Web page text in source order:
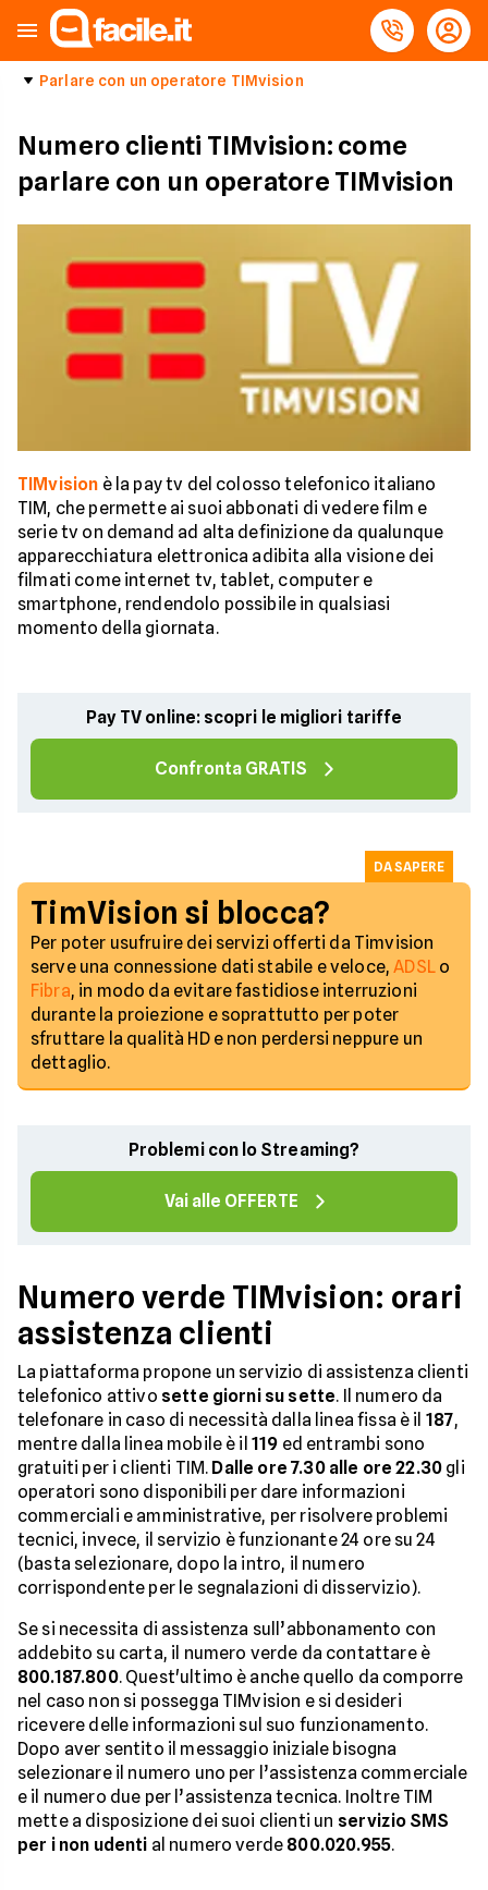
Parlare con un operatore TIMvision
Numero clienti TIMvision: come
parlare con un operatore TIMvision
TIMvision è la pay tv del colosso telefonico italiano
TIM, che permette ai suoi abbonati di vedere film e
serie tv on demand ad alta definizione da qualunque
apparecchiatura elettronica adibita alla visione dei
filmati come internet tv, tablet, computer e
smartphone, rendendolo possibile in qualsiasi
momento della giornata.
Pay TV online: scopri le migliori tariffe
Confronta GRATIS
TimVision si blocca?
Per poter usufruire dei servizi offerti da Timvision
serve una connessione dati stabile e veloce,ADSLo
Fibra, in modo da evitare fastidiose interruzioni
durante la proiezione e soprattutto per poter
sfruttare la qualità HD e non perdersi neppure un
dettaglio.
DA SAPERE
Problemi con lo Streaming?
Vai alle OFFERTE
Numero verde TIMvision: orari
assistenza clienti
La piattaforma propone un servizio di assistenza clienti
telefonico attivo sette giorni su sette. Il numero da
telefonare in caso di necessità dalla linea fissa è il 187,
mentre dalla linea mobile è il 119 ed entrambi sono
gratuiti per i clienti TIM. Dalle ore 7.30 alle ore 22.30 gli
operatori sono disponibili per dare informazioni
commerciali e amministrative, per risolvere problemi
tecnici, invece, il servizio è funzionante 24 ore su 24
(basta selezionare, dopo la intro, il numero
corrispondente per le segnalazioni di disservizio).
Se si necessita di assistenza sull’abbonamento con
addebito su carta, il numero verde da contattare è
800.187.800. Quest'ultimo è anche quello da comporre
nel caso non si possegga TIMvision e si desideri
ricevere delle informazioni sul suo funzionamento.
Dopo aver sentito il messaggio iniziale bisogna
selezionare il numero uno per l’assistenza commerciale
e il numero due per l’assistenza tecnica. Inoltre TIM
mette a disposizione dei suoi clienti un servizio SMS
per i non udenti al numero verde 800.020.955.